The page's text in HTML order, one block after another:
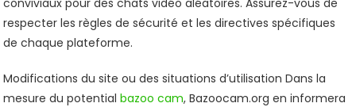
conviviaux pour des chats vidéo aléatoires. Assurez-vous de
respecter les règles de sécurité et les directives spécifiques
de chaque plateforme.
Modifications du site ou des situations d’utilisation Dans la
mesure du potentialbazoo cam, Bazoocam.org en informera